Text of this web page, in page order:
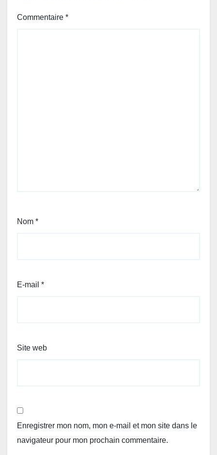
Commentaire *
Nom *
E-mail *
Site web
Enregistrer mon nom, mon e-mail et mon site dans le
navigateur pour mon prochain commentaire.